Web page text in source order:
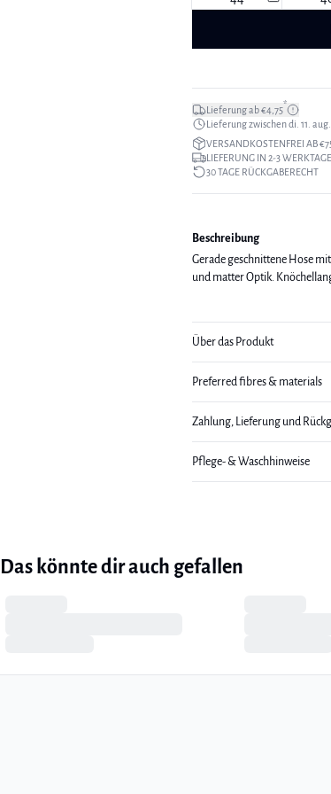
Lieferung ab €4,75*
Lieferung zwischen di. 11.
VERSANDKOSTENFREI AB
LIEFERUNG IN 2-3
30 TAGE RÜCKGABERECHT
Beschreibung
Gerade geschnittene Hose
und matter Optik.
Über das Produkt
Preferred fibres & materials
Zahlung, Lieferung und
Pflege- & Waschhinweise
Das könnte dir auch gefallen